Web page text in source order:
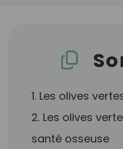
1. Les olives
2. Les olives
santé osseuse